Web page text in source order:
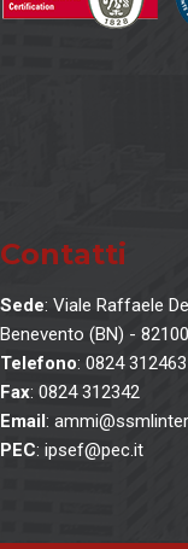
Contatti
Sede: Viale Raffaele
Benevento (BN) - 82100
Telefono: 0824 312463
Fax: 0824 312342
Email:
PEC: ipsef@pec.it